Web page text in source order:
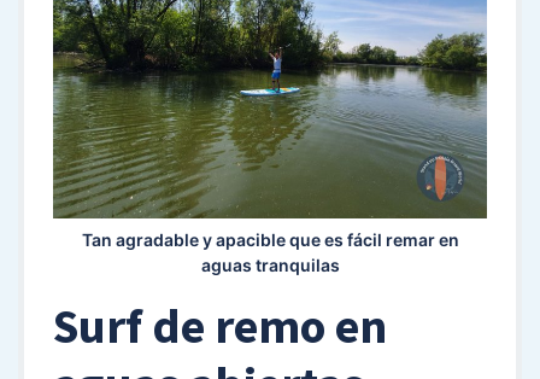
Tan agradable y apacible que es fácil remar en
aguas tranquilas
Surf de remo en